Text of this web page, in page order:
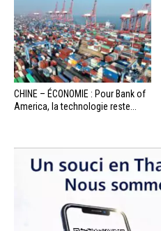
CHINE – ÉCONOMIE : Pour Bank of
America, la technologie reste...